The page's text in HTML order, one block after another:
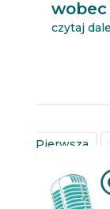
czytaj
Pierwsza